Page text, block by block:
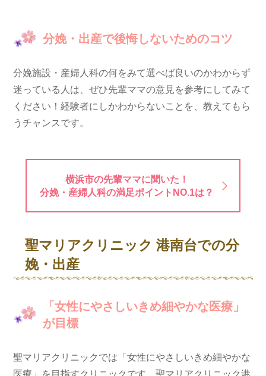
分娩・出産で後悔しないためのコツ
分娩施設・産婦人科の何をみて選べば良いのかわからず
迷っている人は、ぜひ先輩ママの意見を参考にしてみて
ください！経験者にしかわからないことを、教えてもら
うチャンスです。
横浜市の先輩ママに聞いた！
分娩・産婦人科の満足ポイントNO.1は？
聖マリアクリニック 港南台での分
娩・出産
「女性にやさしいきめ細やかな医療」
が目標
聖マリアクリニックでは「女性にやさしいきめ細やかな
医療」を目指すクリニックです。聖マリアクリニック港